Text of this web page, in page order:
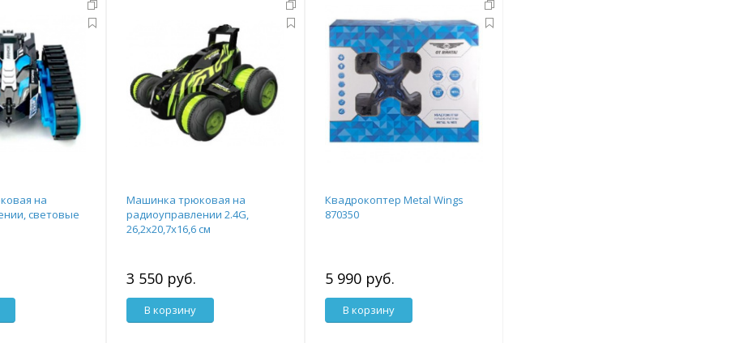
на
световые
Машинка трюковая на
радиоуправлении 2.4G,
26,2х20,7х16,6 см
3 550 руб.
В корзину
Квадрокоптер Metal Wings
870350
5 990 руб.
В корзину